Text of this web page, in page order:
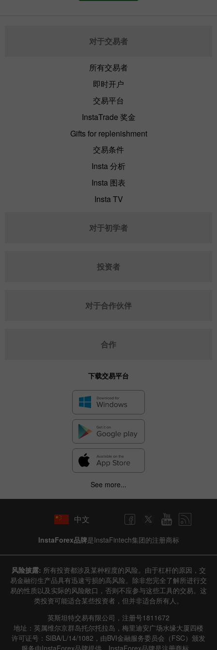
对于交易者
所有交易者
即时开户
交易平台
InstaTrade 奖金
Gifts for replenishment
交易条件
Insta 分析
Insta 图表
Insta TV
对于初学者
投资者
对于合作伙伴
合作
下载交易平台
See more...
中文
InstaForex品牌是InstaFintech集团的注册商标
风险披露: 所有投资都涉及某种程度的风险。由于杠杆的原因，交
易金融衍生产品具有迅速亏损的高风险。除非您完全了解所进行交
易的性质以及实际的风险敞口，否则不应参与这些工具的交易。这
类投资可能适合某些投资者，但并非适合所有人。
英斯坦特交易有限公司，注册号1811672
地址：英属维尔京群岛托尔托拉岛，梅里迪安广场水缘大厦四楼
许可证号：SIBA/L/14/1082，由BVI金融服务委员会（FSC）颁发
服务由InstaForex品牌提供，InstaForex品牌是注册商标。